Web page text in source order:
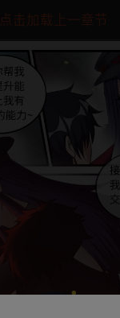
点击加载上一章节